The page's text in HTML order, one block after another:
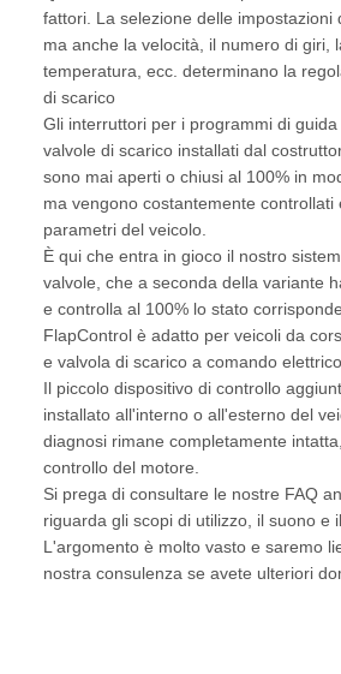
fattori. La selezione delle impostazioni
ma anche la velocità, il numero di giri,
temperatura, ecc. determinano la
di scarico
Gli interruttori per i programmi di
valvole di scarico installati dal
sono mai aperti o chiusi al 100% in
ma vengono costantemente controllati
parametri del veicolo.
È qui che entra in gioco il nostro
valvole, che a seconda della variante
e controlla al 100% lo stato
FlapControl è adatto per veicoli da
e valvola di scarico a comando elettrico.
Il piccolo dispositivo di controllo
installato all'interno o all'esterno del
diagnosi rimane completamente
controllo del motore.
Si prega di consultare le nostre FAQ
riguarda gli scopi di utilizzo, il suono e
L'argomento è molto vasto e saremo
nostra consulenza se avete ulteriori